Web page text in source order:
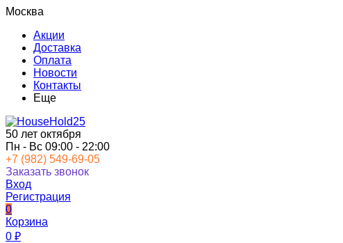
Москва
Акции
Доставка
Оплата
Новости
Контакты
Еще
50 лет октября
Пн - Вс 09:00 - 22:00
+7 (982) 549-69-05
Заказать звонок
Вход
Регистрация
0
Корзина
0 ₽